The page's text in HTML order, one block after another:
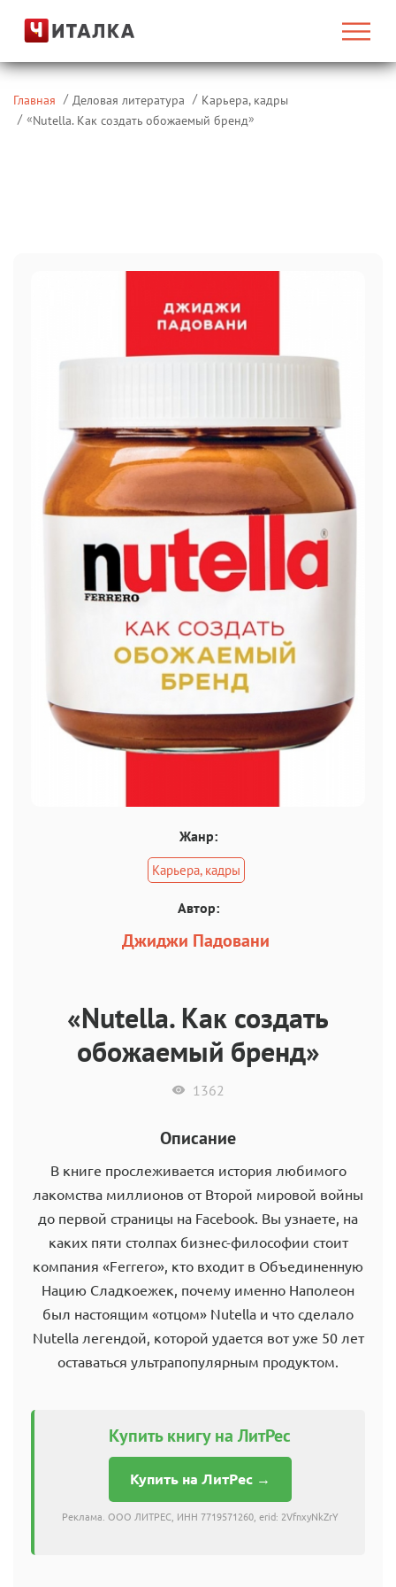
Главная Деловая литература
Карьера, кадры
«Nutella. Как создать обожаемый бренд»
Жанр:
Карьера, кадры
Автор:
Джиджи Падовани
«Nutella. Как создать
обожаемый бренд»
1362
Описание
В книге прослеживается история любимого
лакомства миллионов от Второй мировой войны
до первой страницы на Facebook. Вы узнаете, на
каких пяти столпах бизнес-философии стоит
компания «Ferrero», кто входит в Объединенную
Нацию Сладкоежек, почему именно Наполеон
был настоящим «отцом» Nutella и что сделало
Nutella легендой, которой удается вот уже 50 лет
оставаться ультрапопулярным продуктом.
Купить книгу на ЛитРес
Купить на ЛитРес →
Реклама. ООО ЛИТРЕС, ИНН 7719571260, erid: 2VfnxyNkZrY